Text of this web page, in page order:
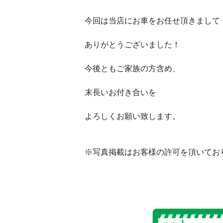
今回は当店にお車をお任せ頂きまして
ありがとうございました！
今後ともご家族の方含め、
末長いお付き合いを
よろしくお願い致します。
※写真掲載はお客様の許可を頂いてお